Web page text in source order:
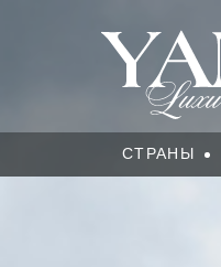
СТРАНЫ